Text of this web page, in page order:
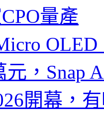
量產
元，Snap
開幕，